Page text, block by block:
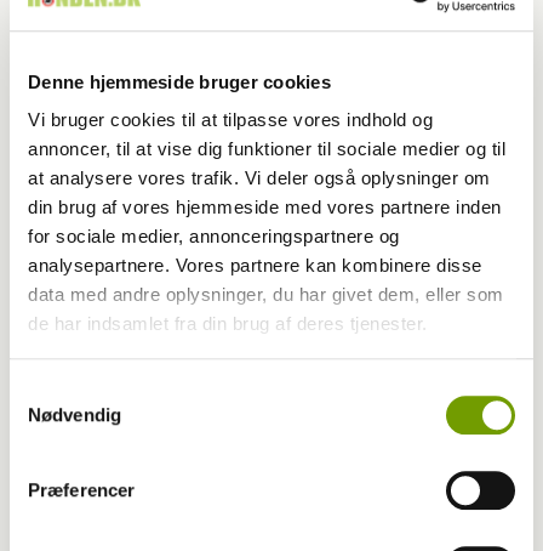
Denne hjemmeside bruger cookies
Vi bruger cookies til at tilpasse vores indhold og
annoncer, til at vise dig funktioner til sociale medier og til
at analysere vores trafik. Vi deler også oplysninger om
din brug af vores hjemmeside med vores partnere inden
for sociale medier, annonceringspartnere og
analysepartnere. Vores partnere kan kombinere disse
data med andre oplysninger, du har givet dem, eller som
de har indsamlet fra din brug af deres tjenester.
Nødvendig
Præferencer
Aktuelt
Farvel til verdens ældste hund